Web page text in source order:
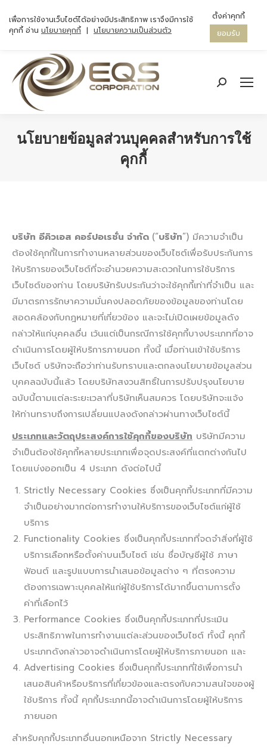
Search:
นโยบายข้อมูลส่วนบุคคลสำหรับการใช้
คุกกี้
บริษัท อีคิวเอส คอร์ปอเรชั่น จำกัด (“บริษัท”) มีความจำเป็น
ต้องใช้คุกกี้ในการทำงานหลายส่วนของเว็บไซต์เพื่อรับประกันการ
ให้บริการของเว็บไซต์ที่จะอำนวยความสะดวกในการใช้บริการ
เว็บไซต์ของท่าน โดยบริษัทรับประกันว่าจะใช้คุกกี้เท่าที่จำเป็น และ
มีมาตรการรักษาความมั่นคงปลอดภัยของข้อมูลของท่านโดย
สอดคล้องกับกฎหมายที่เกี่ยวข้อง และจะไม่เปิดเผยข้อมูลดัง
กล่าวให้แก่บุคคลอื่น เว้นแต่เป็นกรณีการใช้คุกกี้บางประเภทที่อาจ
ดำเนินการโดยผู้ให้บริการภายนอก ทั้งนี้ เมื่อท่านเข้าใช้บริการ
เว็บไซต์ บริษัทจะถือว่าท่านรับทราบและตกลงนโยบายข้อมูลส่วน
บุคคลฉบับนี้แล้ว โดยบริษัทสงวนสิทธิ์ในการปรับปรุงนโยบาย
ฉบับนี้ตามแต่ละระยะเวลาที่บริษัทเห็นสมควร โดยบริษัทจะแจ้ง
ให้ท่านทราบถึงการเปลี่ยนแปลงดังกล่าวผ่านทางเว็บไซต์นี้
ประเภทและวัตถุประสงค์การใช้คุกกี้ของบริษัท บริษัทมีความ
จำเป็นต้องใช้คุกกี้หลายประเภทเพื่อจุดประสงค์ที่แตกต่างกันไป
โดยแบ่งออกเป็น 4 ประเภท ดังต่อไปนี้
Strictly Necessary Cookies ซึ่งเป็นคุกกี้ประเภทที่มีความ
จำเป็นอย่างมากต่อการทำงานให้บริการของเว็บไซต์แก่ผู้ใช้
บริการ
Functionality Cookies ซึ่งเป็นคุกกี้ประเภทที่จดจำสิ่งที่ผู้ใช้
บริการเลือกหรือตั้งค่าบนเว็บไซต์ เช่น ชื่อบัญชีผู้ใช้ ภาษา
ฟ้อนต์ และรูปแบบการนำเสนอข้อมูลต่าง ๆ ที่ตรงความ
ต้องการเฉพาะบุคคลให้แก่ผู้ใช้บริการได้มากขึ้นตามการตั้ง
ค่าที่เลือกไว้
Performance Cookies ซึ่งเป็นคุกกี้ประเภทที่ประเมิน
ประสิทธิภาพในการทำงานแต่ละส่วนของเว็บไซต์ ทั้งนี้ คุกกี้
ประเภทดังกล่าวอาจดำเนินการโดยผู้ให้บริการภายนอก และ
Advertising Cookies ซึ่งเป็นคุกกี้ประเภทที่ใช้เพื่อการนำ
เสนอสินค้าหรือบริการที่เกี่ยวข้องและตรงกับความสนใจของผู้
ใช้บริการ ทั้งนี้ คุกกี้ประเภทนี้อาจดำเนินการโดยผู้ให้บริการ
ภายนอก
สำหรับคุกกี้ประเภทอื่นนอกเหนือจาก Strictly Necessary
เพื่อการใช้งานเว็บไซต์ได้อย่างมีประสิทธิภาพ เราจึงมีการใช้
คุกกี้ อ่าน นโยบายคุกกี้ | นโยบายความเป็นส่วนตัว
ตั้งค่าคุกกี้
ยอมรับ